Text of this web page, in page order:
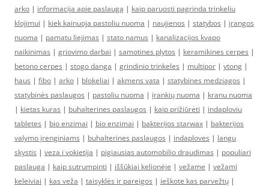
arko | informacija apie paslaugą | kaip paruosti pagrinda trinkeliu
klojimui | kiek kainuoja pastoliu nuoma | naujienos | statybos | įrangos
nuoma | pamatu liejimas | stato namus | kanalizacijos kvapo
naikinimas | griovimo darbai | samotines plytos | keramikines cerpes |
betono cerpes | stogo danga | grindinio trinkeles | multipor | ytong |
haus | fibo | arko | blokeliai | akmens vata | statybines medziagos |
statybinės paslaugos | pastoliu nuoma | įrankių nuoma | kranu nuoma
| kietas kuras | buhalterines paslaugos | kaip prižiūrėti | indaploviu
tabletes | bio enzimai | bio enzimai | bakterijos starwax | bakterijos
valymo įrenginiams | buhalterines paslaugos | indaploves | langu
skystis | veza i vokietija | pigiausias automobilio draudimas | populiari
paslauga | kaip sutrumpinti | iššūkiai kelionėje | vežame | vežami
keleiviai | kas veža | taisyklės ir pareigos | ieškote kas parvežtų |